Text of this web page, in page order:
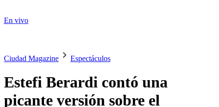
En vivo
Ciudad Magazine Espectáculos
Estefi Berardi contó una
picante versión sobre el